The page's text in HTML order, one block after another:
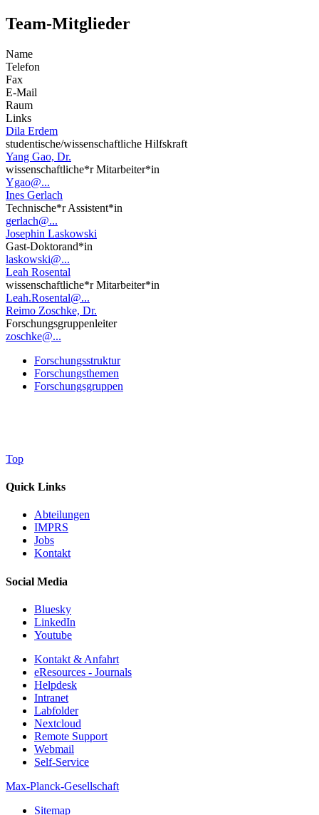
Team-Mitglieder
Name
Telefon
Fax
E-Mail
Raum
Links
Dila Erdem
studentische/wissenschaftliche Hilfskraft
Yang Gao, Dr.
wissenschaftliche*r Mitarbeiter*in
Ygao@...
Ines Gerlach
Technische*r Assistent*in
gerlach@...
Josephin Laskowski
Gast-Doktorand*in
laskowski@...
Leah Rosental
wissenschaftliche*r Mitarbeiter*in
Leah.Rosental@...
Reimo Zoschke, Dr.
Forschungsgruppenleiter
zoschke@...
Forschungsstruktur
Forschungsthemen
Forschungsgruppen
Top
Quick Links
Abteilungen
IMPRS
Jobs
Kontakt
Social Media
Bluesky
LinkedIn
Youtube
Kontakt & Anfahrt
eResources - Journals
Helpdesk
Intranet
Labfolder
Nextcloud
Remote Support
Webmail
Self-Service
Max-Planck-Gesellschaft
Sitemap